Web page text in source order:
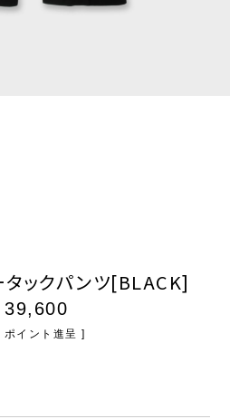
タックパンツ[BLACK]
39,600
ポイント進呈 ]